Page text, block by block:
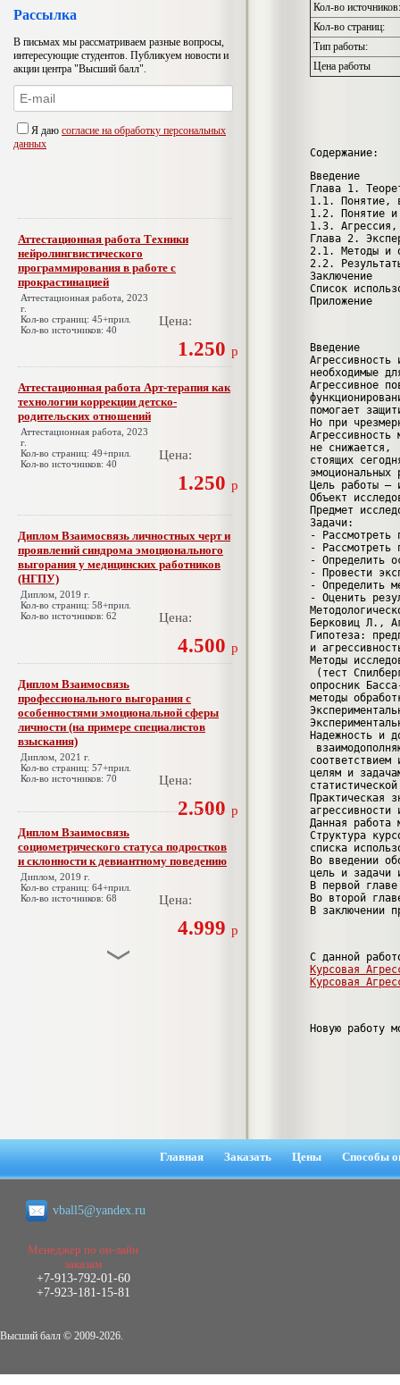
Рассылка
В письмах мы рассматриваем разные вопросы,
интересующие студентов. Публикуем новости и
акции центра "Высший балл".
Я даю согласие на обработку персональных
данных
Аттестационная работа Техники
нейролингвистического
программирования в работе с
прокрастинацией
Аттестационная работа, 2023
г.
Кол-во страниц: 45+прил.
Кол-во источников: 40
Цена:
1.250 р
Аттестационная работа Арт-терапия как
технологии коррекции детско-
родительских отношений
Аттестационная работа, 2023
г.
Кол-во страниц: 49+прил.
Кол-во источников: 40
Цена:
1.250 р
Диплом Взаимосвязь личностных черт и
проявлений синдрома эмоционального
выгорания у медицинских работников
(НГПУ)
Диплом, 2019 г.
Кол-во страниц: 58+прил.
Кол-во источников: 62
Цена:
4.500 р
Диплом Взаимосвязь
профессионального выгорания с
особенностями эмоциональной сферы
личности (на примере специалистов
взыскания)
Диплом, 2021 г.
Кол-во страниц: 57+прил.
Кол-во источников: 70
Цена:
2.500 р
Диплом Взаимосвязь
социометрического статуса подростков
и склонности к девиантному поведению
Диплом, 2019 г.
Кол-во страниц: 64+прил.
Кол-во источников: 68
Цена:
4.999 р
Диплом Возмещение вреда,
причинённого жизни или здоровью
Диплом, 2019 г.
Кол-во источников:
Кол-во страниц:
Тип работы:
Цена работы
Содержание:
Введение
Глава 1.
1.1. Понятие,
1.2. Понятие и
1.3. Агрессия,
Глава 2.
2.1. Методы и
2.2.
Заключение
Список
Приложение
Введение
необходимые
Агрессивное
помогает
Но при
не снижается,
стоящих
эмоциональных
Цель работы –
Объект
Предмет
Задачи:
-
- Рассмотреть
- Определить
- Провести
- Определить
- Оценить
Берковиц Л.,
Гипотеза:
и
Методы
(тест
опросник
методы
Надежность и
целям и
Практическая
Данная работа
Структура
списка
Во введении
цель и задачи
В первой
Во второй
В заключении
С данной
Курсовая
Курсовая
Новую работу
Главная Заказать Цены Способы
vball5@yandex.ru
Менеджер по он-лайн
заказам
+7-913-792-01-60
+7-923-181-15-81
Высший балл © 2009-2026.